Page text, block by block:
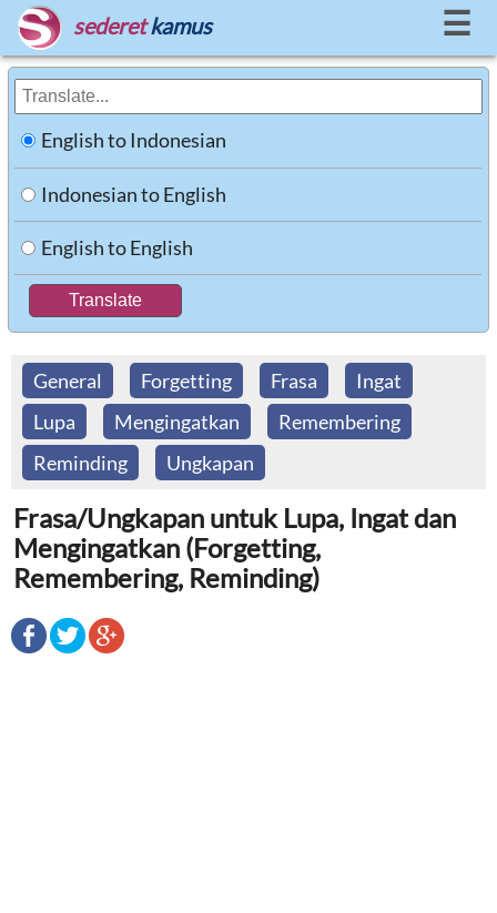
sederet kamus ☰
English to Indonesian
Indonesian to English
English to English
General Forgetting Frasa
Ingat
Lupa
Mengingatkan
Remembering
Reminding
Ungkapan
Frasa/Ungkapan untuk Lupa, Ingat dan
Mengingatkan (Forgetting,
Remembering, Reminding)